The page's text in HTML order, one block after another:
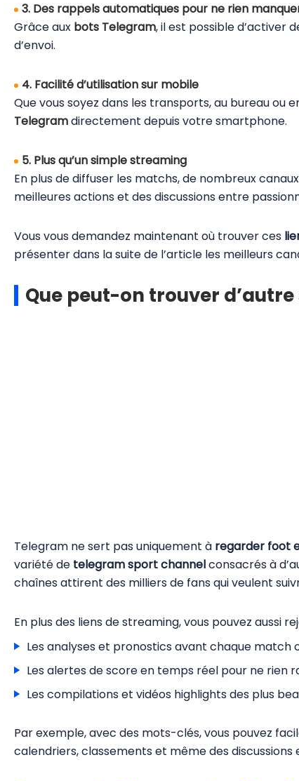
3. Des rappels automatiques pour ne rien
Grâce aux bots Telegram, il est possible d’activer
d’envoi.
4. Facilité d’utilisation sur mobile
Que vous soyez dans les transports, au bureau ou
Telegramdirectement depuis votre smartphone.
5. Plus qu’un simple streaming
En plus de diffuser les matchs, de nombreux
meilleures actions et des discussions entre
Vous vous demandez maintenant où trouver ces
présenter dans la suite de l’article les meilleurs
Que peut-on trouver
Telegram ne sert pas uniquement à regarder foot
variété de telegram sport channelconsacrés à
chaînes attirent des milliers de fans qui veulent
En plus des liens de streaming, vous pouvez aussi
Les analyses et pronostics avant chaque match
Les alertes de score en temps réel pour ne rien
Les compilations et vidéos highlights des plus
Par exemple, avec des mots-clés, vous pouvez
calendriers, classements et même des discussions